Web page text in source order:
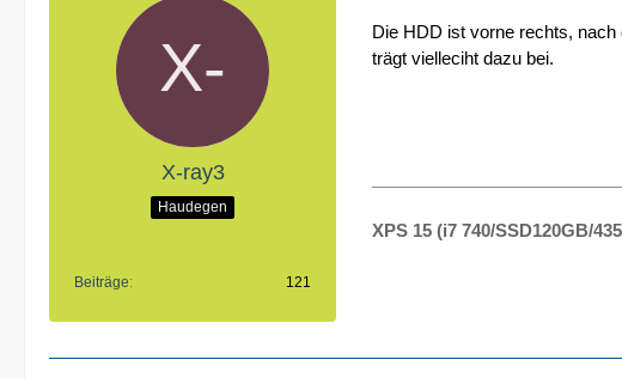
X-ray3
Haudegen
Beiträge 121
Die HDD ist vorne rechts,
trägt vielleciht dazu bei.
XPS 15 (i7 740/SSD120GB/